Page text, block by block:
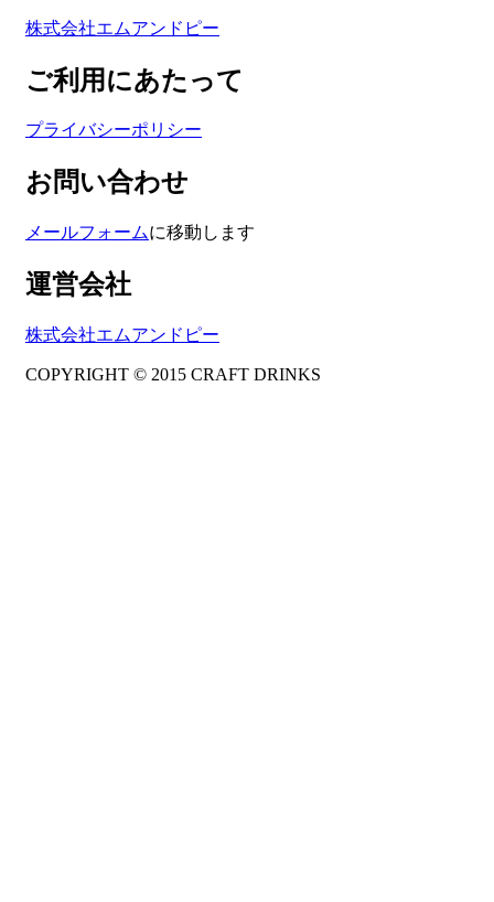
株式会社エムアンドピー
ご利用にあたって
プライバシーポリシー
お問い合わせ
メールフォームに移動します
運営会社
株式会社エムアンドピー
COPYRIGHT © 2015 CRAFT DRINKS